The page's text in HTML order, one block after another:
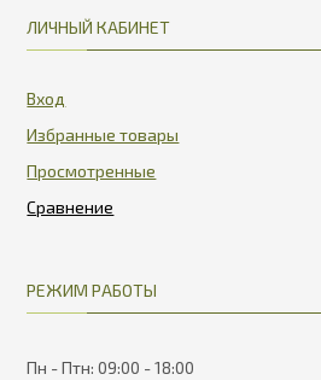
ЛИЧНЫЙ КАБИНЕТ
Вход
Избранные товары
Просмотренные
РЕЖИМ РАБОТЫ
Пн - Птн: 09:00 - 18:00